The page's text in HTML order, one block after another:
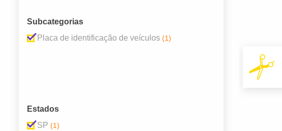
Subcategorias
Placa de identificação de veículos (1)
Estados
SP (1)